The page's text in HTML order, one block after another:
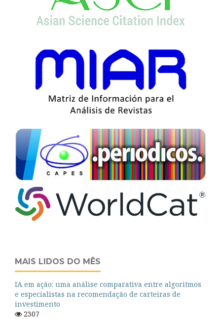
MAIS LIDOS DO MÊS
IA em ação: uma análise comparativa entre algoritmos
e especialistas na recomendação de carteiras de
investimento
2307